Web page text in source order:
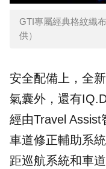
GTI專屬經典格紋織
供）
安全配備上，全
氣囊外，還有
經由Travel
車道修正輔助系
距巡航系統和車